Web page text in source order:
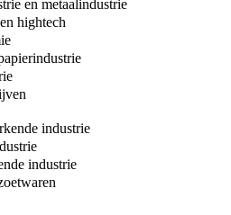
en metaalindustrie
hightech
industrie
industrie